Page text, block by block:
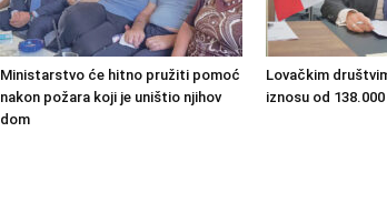
Ministarstvo će hitno pružiti pomoć
nakon požara koji je uništio njihov
dom
Lovačkim
iznosu od 138.000